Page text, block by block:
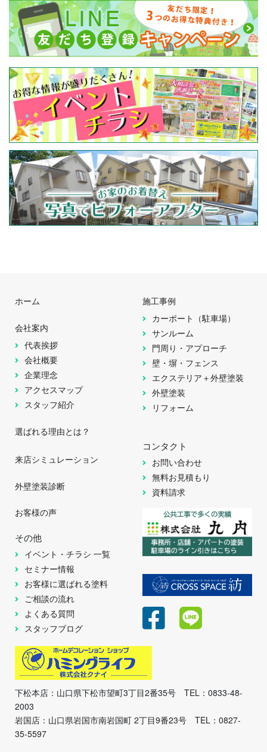
ホーム
会社案内
代表挨拶
会社概要
企業理念
アクセスマップ
スタッフ紹介
選ばれる理由とは？
施工事例
カーポート（駐車場）
サンルーム
門周り・アプローチ
壁・塀・フェンス
エクステリア＋外壁塗装
外壁塗装
リフォーム
来店シミュレーション
外壁塗装診断
お客様の声
その他
イベント・チラシ 一覧
セミナー情報
お客様に選ばれる塗料
ご相談の流れ
よくある質問
スタッフブログ
コンタクト
お問い合わせ
無料お見積もり
資料請求
下松本店：山口県下松市望町3丁目2番35号 TEL：0833-48-
2003
岩国店：山口県岩国市南岩国町 2丁目9番23号 TEL：0827-
35-5597